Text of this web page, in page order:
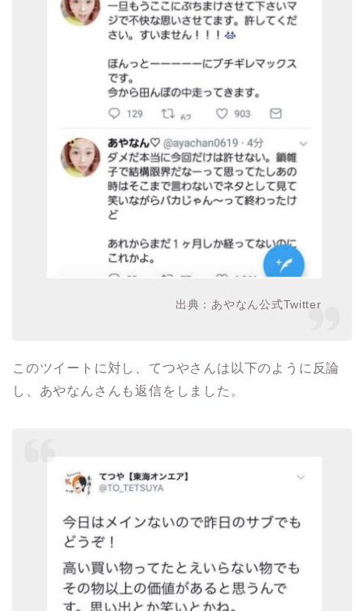
出典：あやなん公式Twitter
このツイートに対し、てつやさんは以下のように反論
し、あやなんさんも返信をしました。